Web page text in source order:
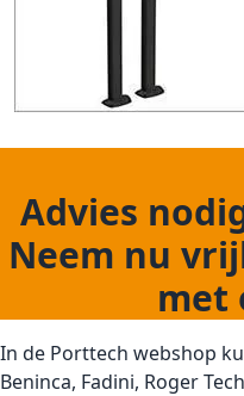
Advies
Neem nu
met
In de Porttech webshop
Beninca, Fadini, Roger